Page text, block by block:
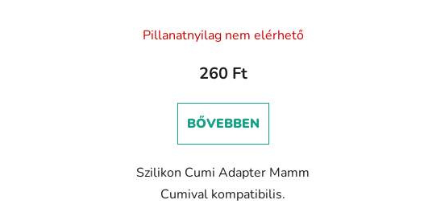
termék
átlagos
5-
ből
csillag.
Pillanatnyilag nem elérhető
260 Ft
BŐVEBBEN
Szilikon Cumi Adapter Mamm
Cumival kompatibilis.